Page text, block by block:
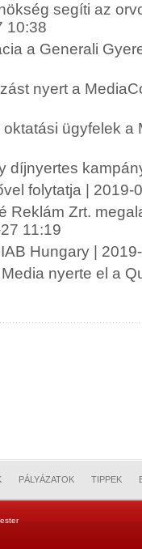
segíti az
10:38
a Generali
nyert a
ügyfelek a
díjnyertes
folytatja | 2019-
Reklám Zrt.
11:19
Hungary |
nyerte el a
PÁLYÁZATOK TIPPEK